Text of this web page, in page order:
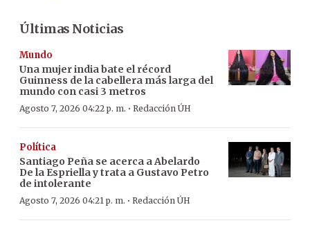
Últimas Noticias
Mundo
Una mujer india bate el récord
Guinness de la cabellera más larga del
mundo con casi 3 metros
Agosto 7, 2026 04:22 p. m. · Redacción ÚH
Política
Santiago Peña se acerca a Abelardo
De la Espriella y trata a Gustavo Petro
de intolerante
Agosto 7, 2026 04:21 p. m. · Redacción ÚH